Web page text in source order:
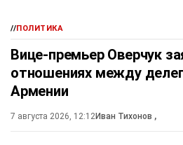
//ПОЛИТИКА
Вице-премьер Оверчук
отношениях между
Армении
7 августа 2026, 12:12Иван Тихонов ,